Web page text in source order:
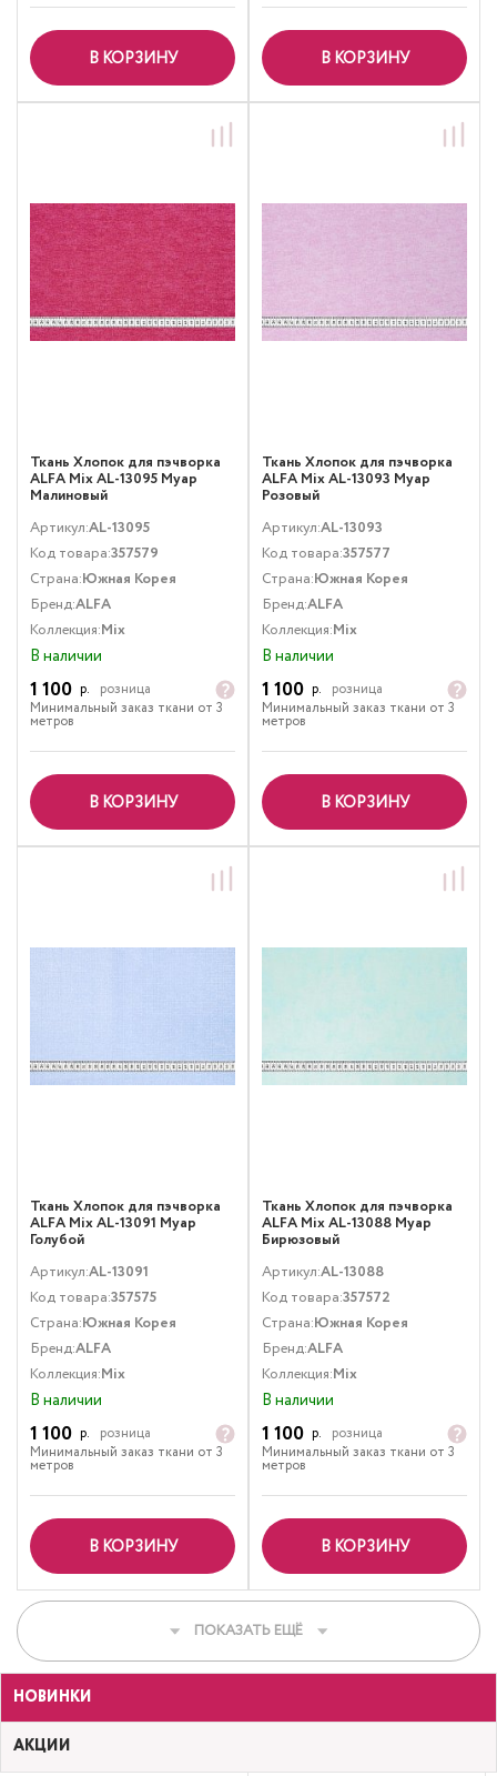
В КОРЗИНУ В КОРЗИНУ
Ткань Хлопок для пэчворка
ALFA Mix AL-13095 Муар
Малиновый
Артикул:AL-13095
Код товара:357579
Страна:Южная Корея
Бренд:ALFA
Коллекция:Mix
В наличии
1 100 р.
розница
Минимальный заказ ткани от 3
метров
В КОРЗИНУ
Ткань Хлопок для пэчворка
ALFA Mix AL-13093 Муар
Розовый
Артикул:AL-13093
Код товара:357577
Страна:Южная Корея
Бренд:ALFA
Коллекция:Mix
В наличии
1 100 р.
розница
Минимальный заказ ткани от 3
метров
В КОРЗИНУ
Ткань Хлопок для пэчворка
ALFA Mix AL-13091 Муар
Голубой
Артикул:AL-13091
Код товара:357575
Страна:Южная Корея
Бренд:ALFA
Коллекция:Mix
В наличии
1 100 р.
розница
Минимальный заказ ткани от 3
метров
В КОРЗИНУ
Ткань Хлопок для пэчворка
ALFA Mix AL-13088 Муар
Бирюзовый
Артикул:AL-13088
Код товара:357572
Страна:Южная Корея
Бренд:ALFA
Коллекция:Mix
В наличии
1 100 р.
розница
Минимальный заказ ткани от 3
метров
В КОРЗИНУ
ПОКАЗАТЬ ЕЩЁ
НОВИНКИ
АКЦИИ